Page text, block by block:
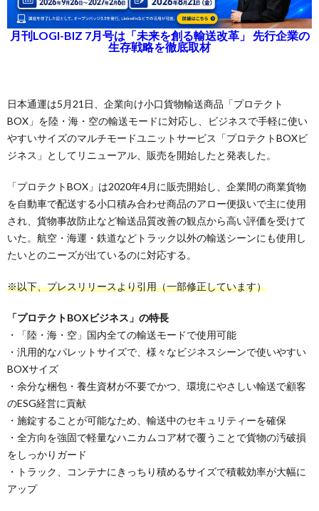
月刊LOGI-BIZ 7月号は「未来を創る輸送改革」 先行企業の
生存戦略を徹底取材
日本通運は5月21日、企業向け小口貨物輸送商品「プロテクト
BOX」を陸・海・空の輸送モードに対応し、ビジネスで手軽に使い
やすいサイズのマルチモードユニットサービス「プロテクトBOXビ
ジネス」としてリニューアル、販売を開始したと発表した。
「プロテクトBOX」は2020年4月に販売開始し、企業間の商業貨物
を自動車で配送する小口積み合わせ商品のアロー便扱いで主に使用
され、貨物事故防止など輸送品質改善の観点から高い評価を受けて
いた。航空・海運・鉄道などトラック以外の輸送シーンにも使用し
たいとのニーズが出ているのに対応する。
※以下、プレスリリースより引用（一部修正しています）
「プロテクトBOXビジネス」の特長
・「陸・海・空」国内全ての輸送モードで使用可能
・汎用的なパレットサイズで、様々なビジネスシーンで使いやすい
BOXサイズ
・余分な梱包・養生資材が不要でかつ、環境にやさしい輸送で顧客
のESG経営に貢献
・施錠することが可能なため、輸送中のセキュリティーを確保
・全方向を強固で軽量なハニカムコア材で覆うことで貨物の汚破損
をしっかりガード
・トラック、コンテナにきっちり積めるサイズで積載効率が大幅に
アップ